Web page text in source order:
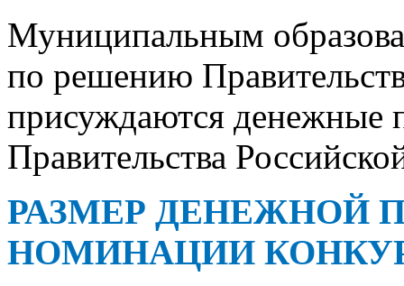
Муниципальным
по решению
присуждаются денежные
Правительства
РАЗМЕР ДЕНЕЖНОЙ
НОМИНАЦИИ